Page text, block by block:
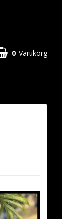
0 Varukorg